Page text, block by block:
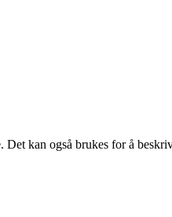
kan også brukes for å